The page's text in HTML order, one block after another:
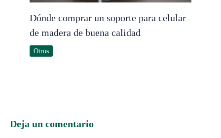
Dónde comprar un soporte para celular
de madera de buena calidad
Otros
Deja un comentario